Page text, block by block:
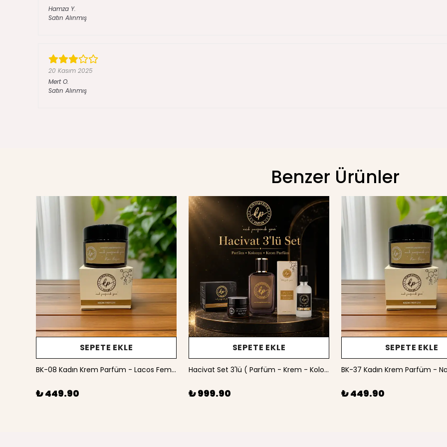
Hamza Y.
Satın Alınmış
20 Kasım 2025
Mert O.
Satın Alınmış
Benzer Ürünler
SEPETE EKLE
BK-08 Kadın Krem Parfüm - Lacos Fem - 50 mL ( Alkolsüz )
₺ 449.90
SEPETE EKLE
Hacivat Set 3'lü ( Parfüm - Krem - Kolonya )
₺ 999.90
SEPETE EKLE
₺ 449.90